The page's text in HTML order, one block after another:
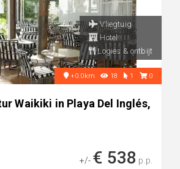
Vliegtuig
Hotel
Logies & ontbijt
+0.0km 18 1 0
Waikiki in Playa Del Inglés,
+/- € 538 p.p.